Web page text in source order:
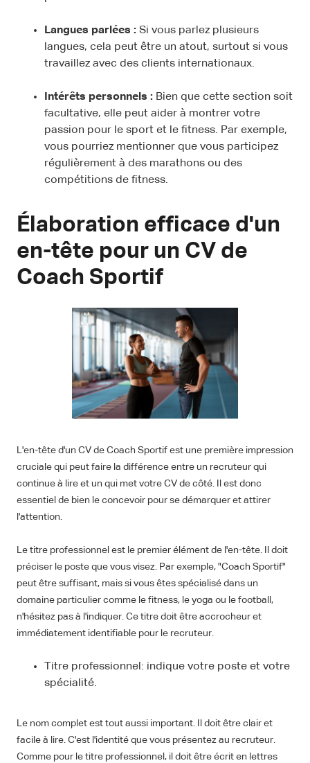
Langues parlées : Si vous parlez plusieurs
langues, cela peut être un atout, surtout si vous
travaillez avec des clients internationaux.
Intérêts personnels : Bien que cette section soit
facultative, elle peut aider à montrer votre
passion pour le sport et le fitness. Par exemple,
vous pourriez mentionner que vous participez
régulièrement à des marathons ou des
compétitions de fitness.
Élaboration efficace d'un
en-tête pour un CV de
Coach Sportif
L'en-tête d'un CV de Coach Sportif est une première impression
cruciale qui peut faire la différence entre un recruteur qui
continue à lire et un qui met votre CV de côté. Il est donc
essentiel de bien le concevoir pour se démarquer et attirer
l'attention.
Le titre professionnel est le premier élément de l'en-tête. Il doit
préciser le poste que vous visez. Par exemple, "Coach Sportif"
peut être suffisant, mais si vous êtes spécialisé dans un
domaine particulier comme le fitness, le yoga ou le football,
n'hésitez pas à l'indiquer. Ce titre doit être accrocheur et
immédiatement identifiable pour le recruteur.
Titre professionnel: indique votre poste et votre
spécialité.
Le nom complet est tout aussi important. Il doit être clair et
facile à lire. C'est l'identité que vous présentez au recruteur.
Comme pour le titre professionnel, il doit être écrit en lettres